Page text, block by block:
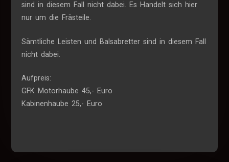
sind in diesem Fall nicht dabei. Es Handelt sich hier
nur um die Frästeile.
Sämtliche Leisten und Balsabretter sind in diesem Fall
nicht dabei.
Aufpreis:
GFK Motorhaube 45,- Euro
Kabinenhaube 25,- Euro